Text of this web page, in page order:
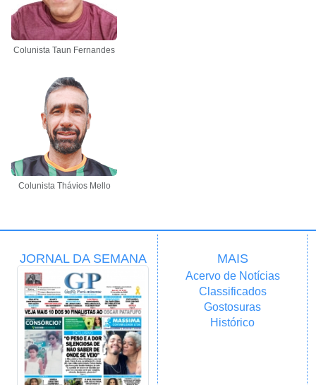
Colunista Taun Fernandes
Colunista Thávios Mello
JORNAL DA SEMANA MAIS
Acervo de Notícias
Classificados
Gostosuras
Histórico